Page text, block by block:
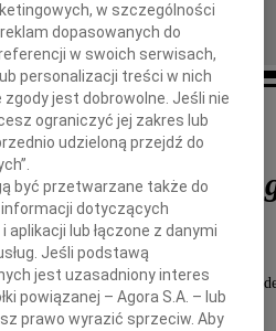
Mgr inż. geolog
Nawrocka-
najukochańsza Mama i Babcia
ofiarna, o niezwykłej dobroci serca,
Świętymi Sakramentami,
15 grudnia 2011 roku, w wieku 78 lat,
w szczególności
dopasowanych do
w swoich serwisach,
personalizacji treści w nich
jest dobrowolne. Jeśli nie
ograniczyć jej zakres lub
udzieloną przejdź do
być przetwarzane także do
dotyczących
lub łączone z danymi
Jeśli podstawą
jest uzasadniony interes
powiązanej – Agora S.A. – lub
prawo wyrazić sprzeciw. Aby